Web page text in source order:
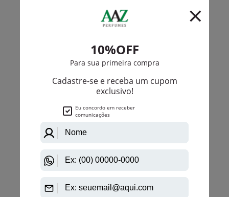
R$ 456,00
Até12XdeR$ 38,00